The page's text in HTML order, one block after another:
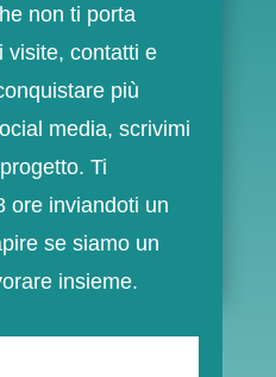
non ti porta
visite, contatti e
più
media, scrivimi
Ti
ore inviandoti un
se siamo un
insieme.